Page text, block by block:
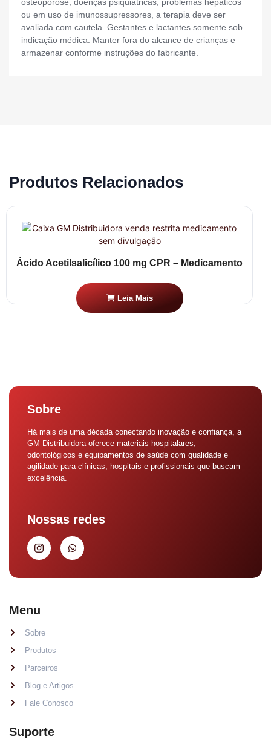
osteoporose, doenças psiquiátricas, problemas hepáticos
ou em uso de imunossupressores, a terapia deve ser
avaliada com cautela. Gestantes e lactantes somente sob
indicação médica. Manter fora do alcance de crianças e
armazenar conforme instruções do fabricante.
Produtos Relacionados
Ácido Acetilsalicílico 100 mg CPR – Medicamento
Leia Mais
Sobre
Há mais de uma década conectando inovação e confiança, a
GM Distribuidora oferece materiais hospitalares,
odontológicos e equipamentos de saúde com qualidade e
agilidade para clínicas, hospitais e profissionais que buscam
excelência.
Nossas redes
Menu
Sobre
Produtos
Parceiros
Blog e Artigos
Fale Conosco
Suporte